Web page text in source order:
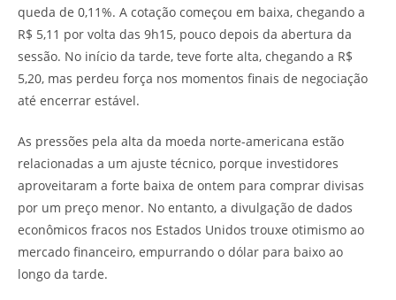
queda de 0,11%. A cotação começou em baixa, chegando a
R$ 5,11 por volta das 9h15, pouco depois da abertura da
sessão. No início da tarde, teve forte alta, chegando a R$
5,20, mas perdeu força nos momentos finais de negociação
até encerrar estável.
As pressões pela alta da moeda norte-americana estão
relacionadas a um ajuste técnico, porque investidores
aproveitaram a forte baixa de ontem para comprar divisas
por um preço menor. No entanto, a divulgação de dados
econômicos fracos nos Estados Unidos trouxe otimismo ao
mercado financeiro, empurrando o dólar para baixo ao
longo da tarde.